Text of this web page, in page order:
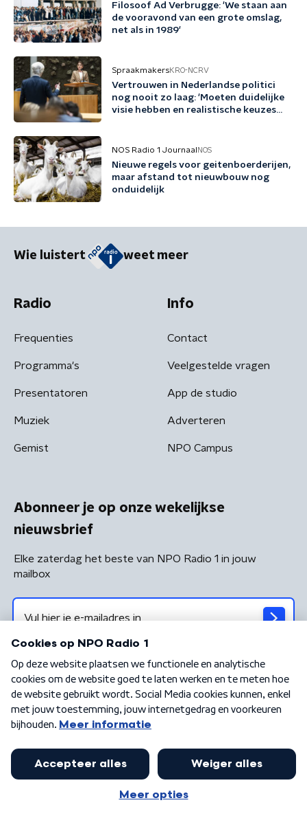
Filosoof Ad Verbrugge: 'We staan aan
de vooravond van een grote omslag,
net als in 1989'
SpraakmakersKRO-NCRV
Vertrouwen in Nederlandse politici
nog nooit zo laag: 'Moeten duidelijke
visie hebben en realistische keuzes
NOS Radio 1 Journaal NOS
Nieuwe regels voor geitenboerderijen,
maar afstand tot nieuwbouw nog
onduidelijk
Wie luistert weet meer
Radio
Frequenties
Programma's
Presentatoren
Muziek
Gemist
Info
Contact
Veelgestelde vragen
App de studio
Adverteren
NPO Campus
Abonneer je op onze wekelijkse
nieuwsbrief
Elke zaterdag het beste van NPO Radio 1 in jouw
mailbox
Algemene voorwaarden